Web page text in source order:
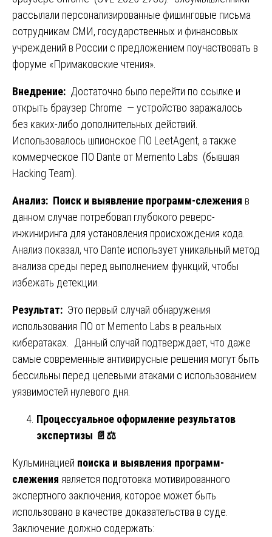
рассылали персонализированные фишинговые письма
сотрудникам СМИ, государственных и финансовых
учреждений в России с предложением поучаствовать в
форуме «Примаковские чтения».
Внедрение: Достаточно было перейти по ссылке и
открыть браузер Chrome — устройство заражалось
без каких-либо дополнительных действий.
Использовалось шпионское ПО LeetAgent, а также
коммерческое ПО Dante от Memento Labs (бывшая
Hacking Team).
Анализ: Поиск и выявление программ-слежения в
данном случае потребовал глубокого реверс-
инжиниринга для установления происхождения кода.
Анализ показал, что Dante использует уникальный метод
анализа среды перед выполнением функций, чтобы
избежать детекции.
Результат: Это первый случай обнаружения
использования ПО от Memento Labs в реальных
кибератаках. Данный случай подтверждает, что даже
самые современные антивирусные решения могут быть
бессильны перед целевыми атаками с использованием
уязвимостей нулевого дня.
Процессуальное оформление результатов
экспертизы 📄⚖️
Кульминацией поиска и выявления программ-
слежения является подготовка мотивированного
экспертного заключения, которое может быть
использовано в качестве доказательства в суде.
Заключение должно содержать: